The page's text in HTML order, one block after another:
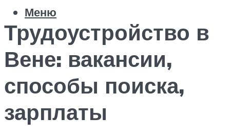
Меню
Трудоустройство в
Вене: вакансии,
способы поиска,
зарплаты